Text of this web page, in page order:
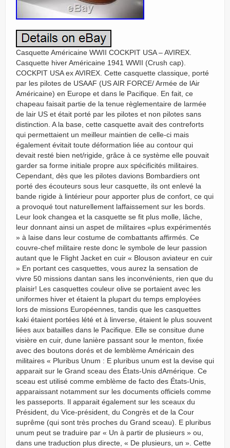
Casquette Américaine WWII COCKPIT USA – AVIREX.
Casquette hiver Américaine 1941 WWII (Crush cap).
COCKPIT USA ex AVIREX. Cette casquette classique, porté
par les pilotes de USAAF (US AIR FORCE/ Armée de lAir
Américaine) en Europe et dans le Pacifique. En fait, ce
chapeau faisait partie de la tenue règlementaire de larmée
de lair US et était porté par les pilotes et non pilotes sans
distinction. A la base, cette casquette avait des contreforts
qui permettaient un meilleur maintien de celle-ci mais
également évitait toute déformation liée au contour qui
devait resté bien net/rigide, grâce à ce système elle pouvait
garder sa forme initiale propre aux spécificités militaires.
Cependant, dès que les pilotes davions Bombardiers ont
porté des écouteurs sous leur casquette, ils ont enlevé la
bande rigide à lintérieur pour apporter plus de confort, ce qui
a provoqué tout naturellement laffaissement sur les bords.
Leur look changea et la casquette se fit plus molle, lâche,
leur donnant ainsi un aspet de militaires «plus expérimentés
» à laise dans leur costume de combattants affirmés. Ce
couvre-chef militaire reste donc le symbole de leur passion
autant que le Flight Jacket en cuir « Blouson aviateur en cuir
» En portant ces casquettes, vous aurez la sensation de
vivre 50 missions dantan sans les inconvénients, rien que du
plaisir! Les casquettes couleur olive se portaient avec les
uniformes hiver et étaient la plupart du temps employées
lors de missions Européennes, tandis que les casquettes
kaki étaient portées lété et à linverse, étaient le plus souvent
liées aux batailles dans le Pacifique. Elle se consitue dune
visière en cuir, dune lanière passant sour le menton, fixée
avec des boutons dorés et de lemblème Américain des
militaires « Pluribus Unum : E pluribus unum est la devise qui
apparait sur le Grand sceau des États-Unis dAmérique. Ce
sceau est utilisé comme emblème de facto des États-Unis,
apparaissant notamment sur les documents officiels comme
les passeports. Il apparait également sur les sceaux du
Président, du Vice-président, du Congrès et de la Cour
suprême (qui sont très proches du Grand sceau). E pluribus
unum peut se traduire par « Un à partir de plusieurs » ou,
dans une traduction plus directe, « De plusieurs, un ». Cette